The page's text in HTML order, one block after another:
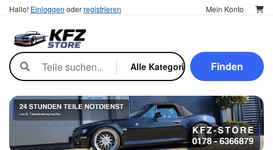
Hallo! Einloggen oderregistrieren Mein Konto
Finden